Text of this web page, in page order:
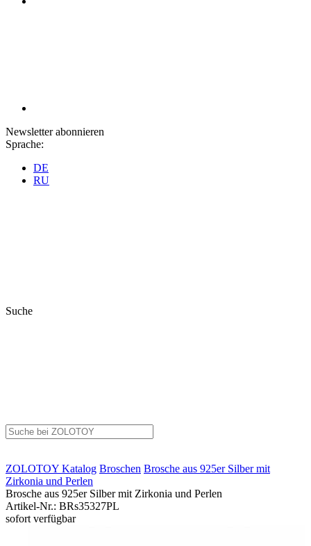
Newsletter abonnieren
Sprache:
DE
RU
Suche
ZOLOTOY Katalog Broschen Brosche aus 925er Silber mit
Zirkonia und Perlen
Brosche aus 925er Silber mit Zirkonia und Perlen
Artikel-Nr.: BRs35327PL
sofort verfügbar